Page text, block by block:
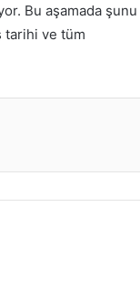
Bu aşamada şunu
tarihi ve tüm